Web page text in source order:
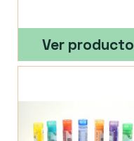
Ver producto